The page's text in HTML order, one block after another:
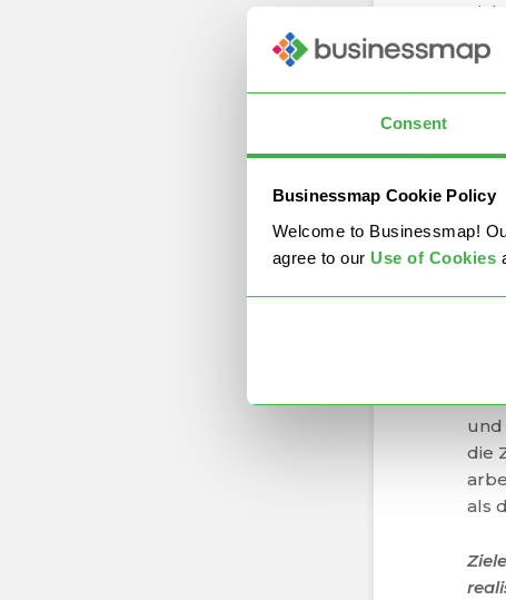
Consent
Businessmap Cookie Policy
Welcome to Businessmap!
agree to our Use of Cookies
und
und
die
als